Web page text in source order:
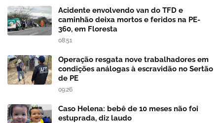
Acidente envolvendo van do TFD e
caminhão deixa mortos e feridos na PE-
360, em Floresta
08:51
Operação resgata nove trabalhadores em
condições análogas à escravidão no Sertão
de PE
09:26
Caso Helena: bebê de 10 meses não foi
estuprada, diz laudo